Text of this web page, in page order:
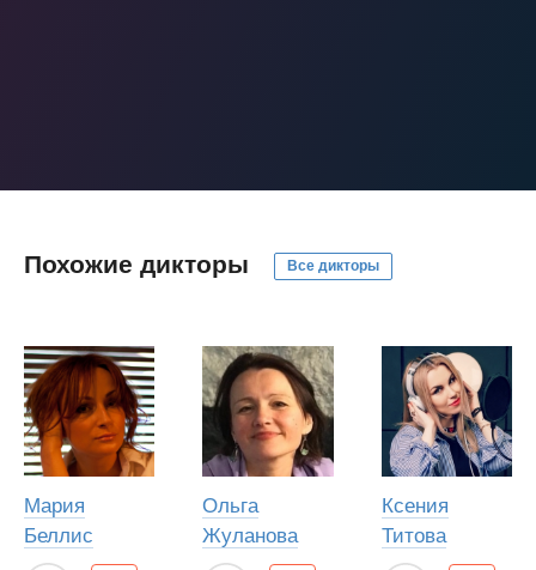
Похожие дикторы Все дикторы
Мария
Беллис
Ольга
Жуланова
Ксения
Титова